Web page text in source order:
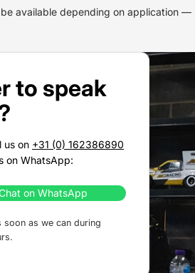
available depending on application —
to speak
us on +31 (0) 162386890
on WhatsApp:
on WhatsApp
soon as we can during